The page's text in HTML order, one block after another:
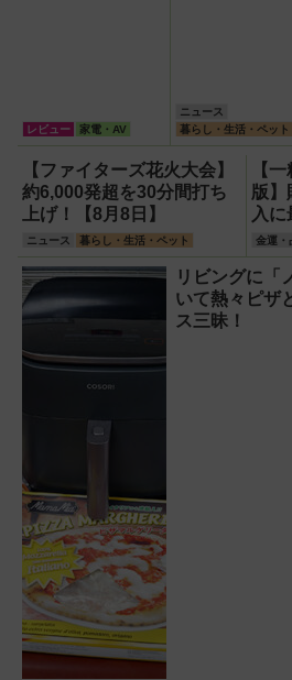
レビュー 家電・AV
ニュース
暮らし・生活・ペット
【ファイターズ花火大会】
約6,000発超を30分間打ち
上げ！【8月8日】
ニュース 暮らし・生活・ペット
【
版
入に
金運・
リビングに「
いて熱々ピザ
ス三昧！